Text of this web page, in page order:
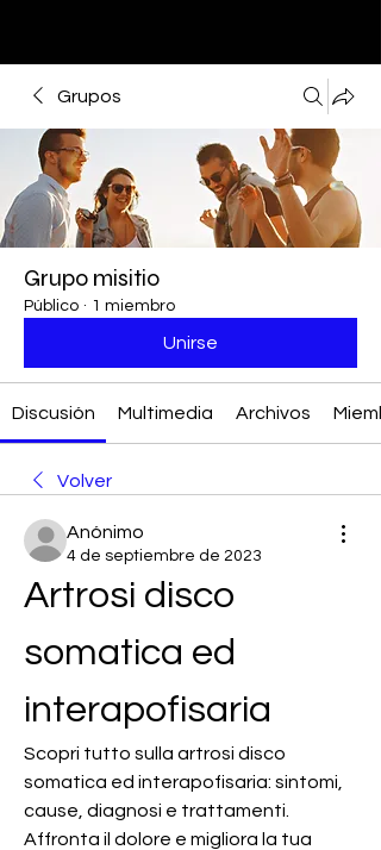
Grupos
Grupo misitio
Público · 1 miembro
Unirse
Discusión Multimedia Archivos
Volver
Anónimo
4 de septiembre de 2023
Artrosi disco
somatica ed
interapofisaria
Scopri tutto sulla artrosi disco
somatica ed interapofisaria: sintomi,
cause, diagnosi e trattamenti.
Affronta il dolore e migliora la tua